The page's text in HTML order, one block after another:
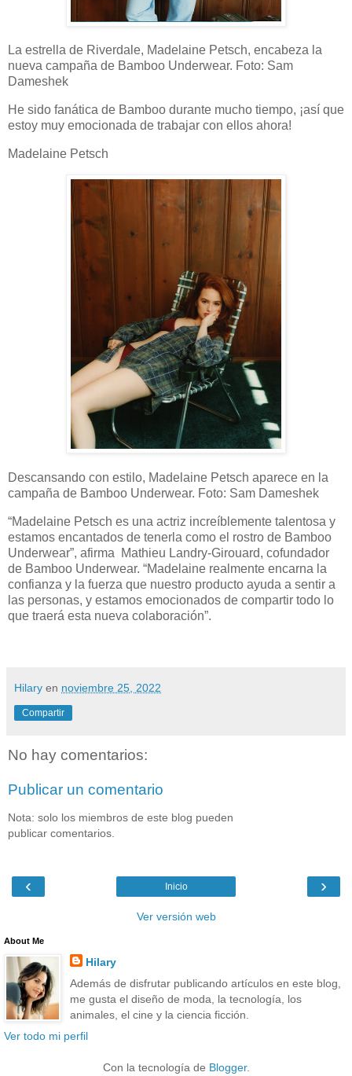
La estrella de Riverdale, Madelaine Petsch, encabeza la
nueva campaña de Bamboo Underwear. Foto: Sam
Dameshek
He sido fanática de Bamboo durante mucho tiempo, ¡así que
estoy muy emocionada de trabajar con ellos ahora!
Madelaine Petsch
Descansando con estilo, Madelaine Petsch aparece en la
campaña de Bamboo Underwear. Foto: Sam Dameshek
“Madelaine Petsch es una actriz increíblemente talentosa y
estamos encantados de tenerla como el rostro de Bamboo
Underwear”, afirma Mathieu Landry-Girouard, cofundador
de Bamboo Underwear. “Madelaine realmente encarna la
confianza y la fuerza que nuestro producto ayuda a sentir a
las personas, y estamos emocionados de compartir todo lo
que traerá esta nueva colaboración”.
Hilary en noviembre 25, 2022
Compartir
No hay comentarios:
Publicar un comentario
Nota: solo los miembros de este blog pueden
publicar comentarios.
‹ ›
Inicio
Ver versión web
About Me
Hilary
Además de disfrutar publicando artículos en este blog,
me gusta el diseño de moda, la tecnología, los
animales, el cine y la ciencia ficción.
Ver todo mi perfil
Con la tecnología de Blogger.